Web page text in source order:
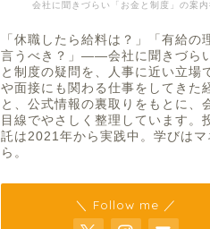
会社に聞きづらい「お金と制度」の案内
「休職したら給料は？」「有給の
言うべき？」——会社に聞きづら
と制度の疑問を、人事に近い立場
や面接にも関わる仕事をしてきた
と、公式情報の裏取りをもとに、
目線でやさしく整理しています。
託は2021年から実践中。学びはマ
ら。
＼ Follow me ／